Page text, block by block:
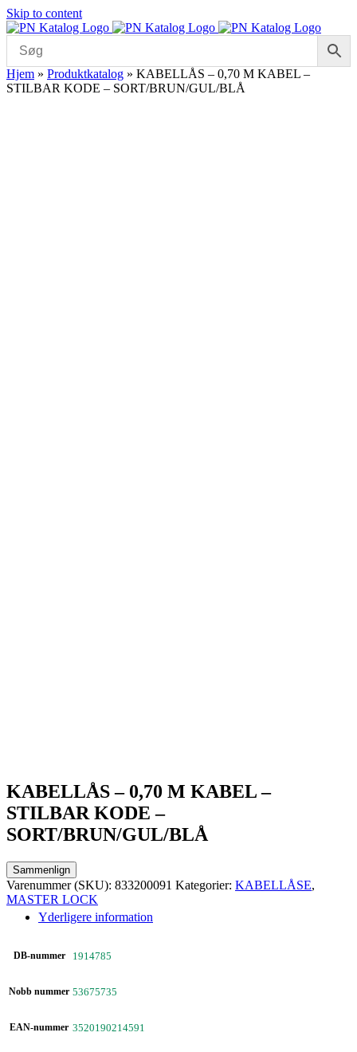
Skip to content
Hjem » Produktkatalog » KABELLÅS – 0,70 M KABEL –
STILBAR KODE – SORT/BRUN/GUL/BLÅ
KABELLÅS – 0,70 M KABEL –
STILBAR KODE –
SORT/BRUN/GUL/BLÅ
Sammenlign
Varenummer (SKU): 833200091 Kategorier: KABELLÅSE,
MASTER LOCK
Yderligere information
DB-nummer 1914785
Nobb nummer 53675735
EAN-nummer 3520190214591